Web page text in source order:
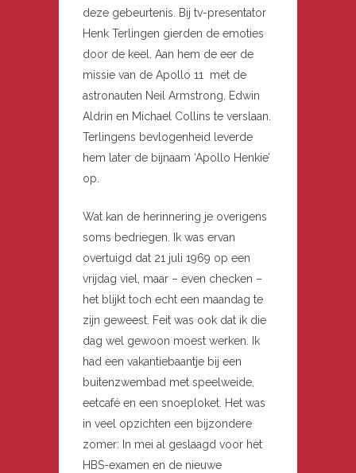
deze gebeurtenis. Bij tv-presentator
Henk Terlingen gierden de emoties
door de keel. Aan hem de eer de
missie van de Apollo 11 met de
astronauten Neil Armstrong, Edwin
Aldrin en Michael Collins te verslaan.
Terlingens bevlogenheid leverde
hem later de bijnaam ‘Apollo Henkie’
op.
Wat kan de herinnering je overigens
soms bedriegen. Ik was ervan
overtuigd dat 21 juli 1969 op een
vrijdag viel, maar – even checken –
het blijkt toch echt een maandag te
zijn geweest. Feit was ook dat ik die
dag wel gewoon moest werken. Ik
had een vakantiebaantje bij een
buitenzwembad met speelweide,
eetcafé en een snoeploket. Het was
in veel opzichten een bijzondere
zomer: In mei al geslaagd voor het
HBS-examen en de nieuwe